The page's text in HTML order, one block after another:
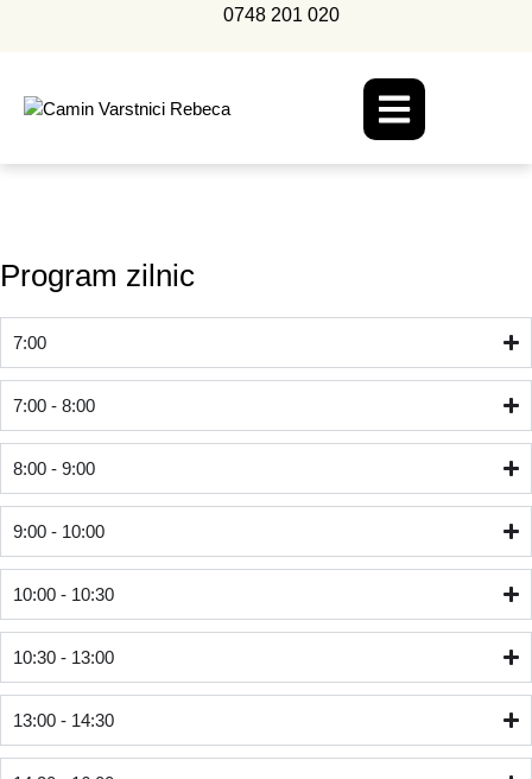
0748 201 020
Program zilnic
7:00
7:00 - 8:00
8:00 - 9:00
9:00 - 10:00
10:00 - 10:30
10:30 - 13:00
13:00 - 14:30